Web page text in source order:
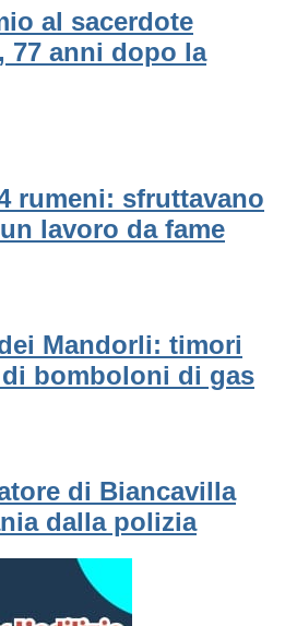
al sacerdote
77 anni dopo la
rumeni: sfruttavano
lavoro da fame
Mandorli: timori
bomboloni di gas
di Biancavilla
dalla polizia